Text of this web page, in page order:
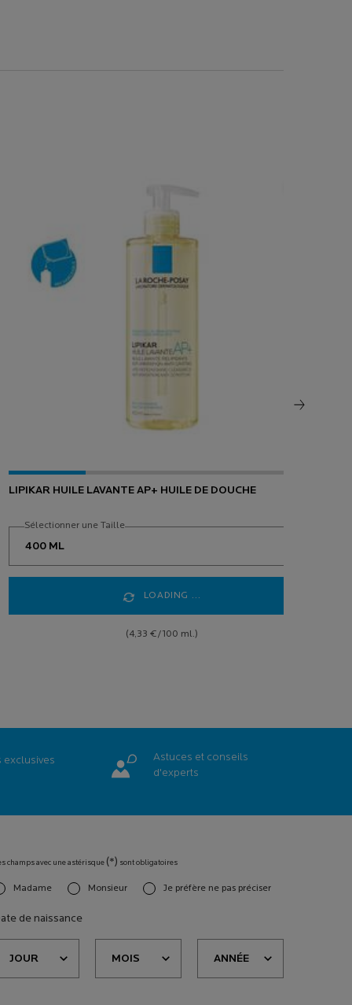
LIPIKAR HUILE LAVANTE AP+ HUILE DE DOUCHE
Sélectionner une Taille
LOADING ...
(4,33 €/100 ml.)
exclusives
Astuces et conseils
d'experts
champs avec une astérisque (*) sont obligatoires
Madame Monsieur Je préfère ne pas préciser
de naissance